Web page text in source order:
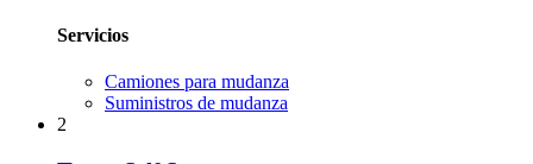
Servicios
Camiones para mudanza
Suministros de mudanza
2